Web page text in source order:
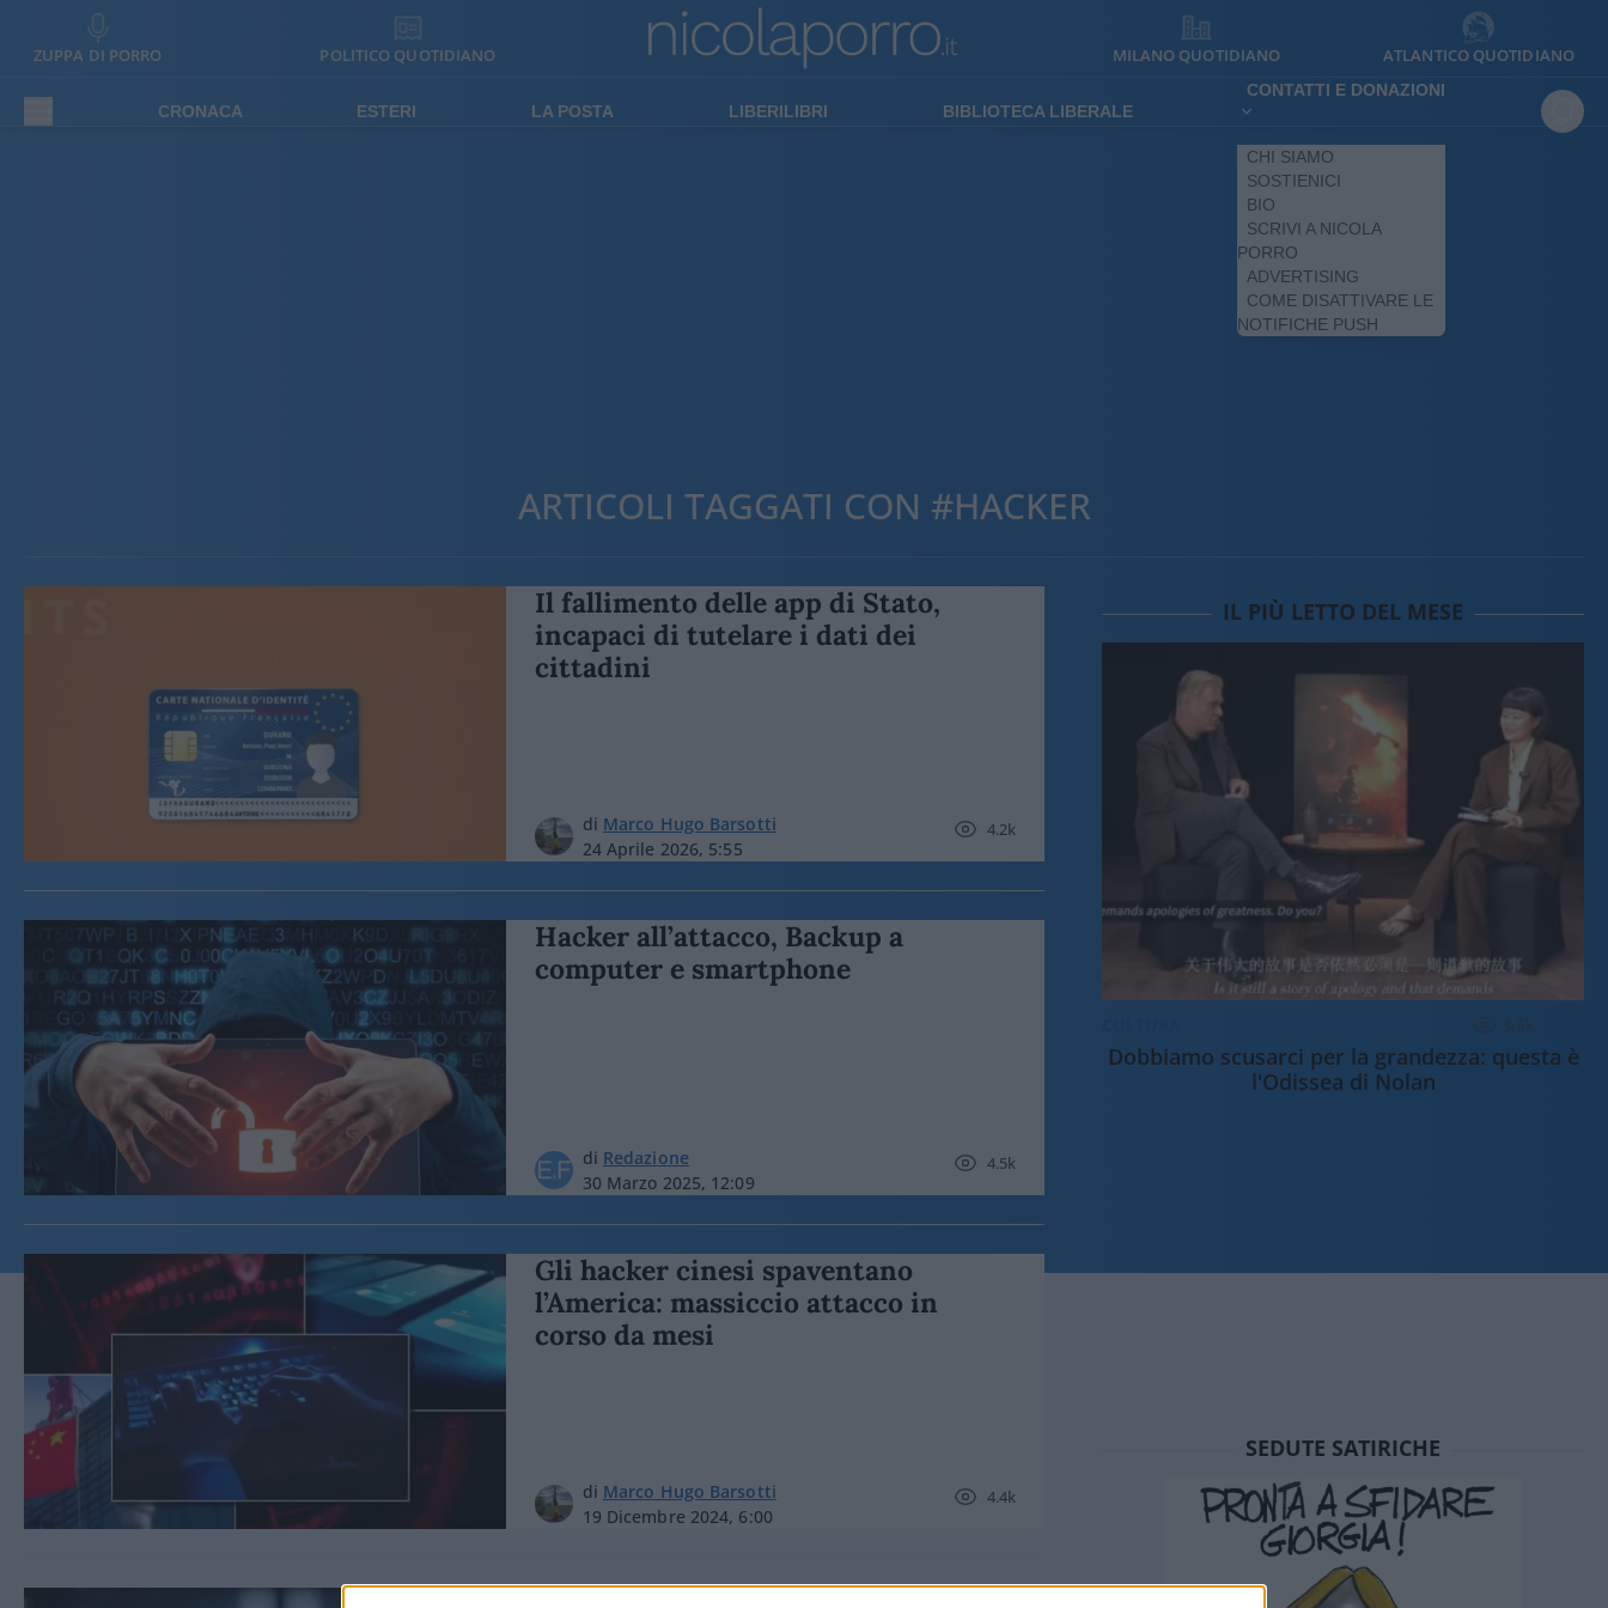
ZUPPA DI PORRO POLITICO QUOTIDIANO MILANO QUOTIDIANO ATLANTICO QUOTIDIANO
CRONACA ESTERI LA POSTA LIBERILIBRI BIBLIOTECA LIBERALE
CONTATTI E DONAZIONI
CHI SIAMO
SOSTIENICI
BIO
SCRIVI A NICOLA
PORRO
ADVERTISING
COME DISATTIVARE LE
NOTIFICHE PUSH
ARTICOLI TAGGATI CON #HACKER
Il fallimento delle app di Stato,
incapaci di tutelare i dati dei
cittadini
di Marco Hugo Barsotti
24 Aprile 2026, 5:55
4.2k
Hacker all’attacco, Backup a
computer e smartphone
di Redazione
30 Marzo 2025, 12:09
4.5k
Gli hacker cinesi spaventano
l’America: massiccio attacco in
corso da mesi
di Marco Hugo Barsotti
19 Dicembre 2024, 6:00
4.4k
IL PIÙ LETTO DEL MESE
3.5k
Dobbiamo scusarci per la grandezza: questa è
l'Odissea di Nolan
SEDUTE SATIRICHE